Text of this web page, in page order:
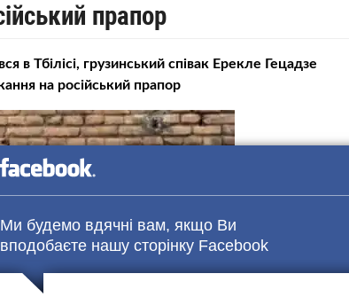
Ми будемо вдячні вам, якщо Ви
вподобаєте нашу сторінку Facebook
прапор
в Тбілісі, грузинський співак Ерекле Гецадзе
на російський прапор